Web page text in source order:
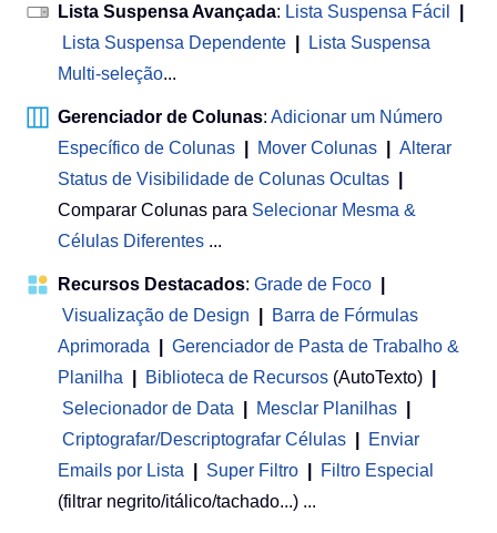
Lista Suspensa Avançada: Lista Suspensa Fácil
Lista Suspensa Dependente
Lista Suspensa
Multi-seleção...
Gerenciador de Colunas: Adicionar um Número
Específico de Colunas
Mover Colunas
Alterar
Status de Visibilidade de Colunas Ocultas
Comparar Colunas para Selecionar Mesma &
Células Diferentes ...
Recursos Destacados: Grade de Foco
Visualização de Design
Barra de Fórmulas
Aprimorada
Gerenciador de Pasta de Trabalho &
Planilha
Biblioteca de Recursos (AutoTexto)
Selecionador de Data
Mesclar Planilhas
Criptografar/Descriptografar Células
Enviar
Emails por Lista
Super Filtro
Filtro Especial
(filtrar negrito/itálico/tachado...) ...